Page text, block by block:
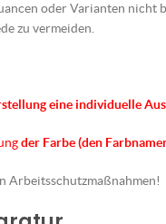
oder Varianten
zu vermeiden.
eine individuelle
der Farbe (den
Arbeitsschutzmaßnahmen!